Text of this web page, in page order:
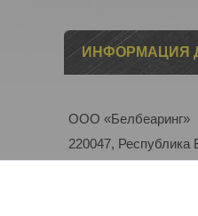
ИНФОРМАЦИЯ
ООО «Белбеаринг»
220047,
Номер в Торговом